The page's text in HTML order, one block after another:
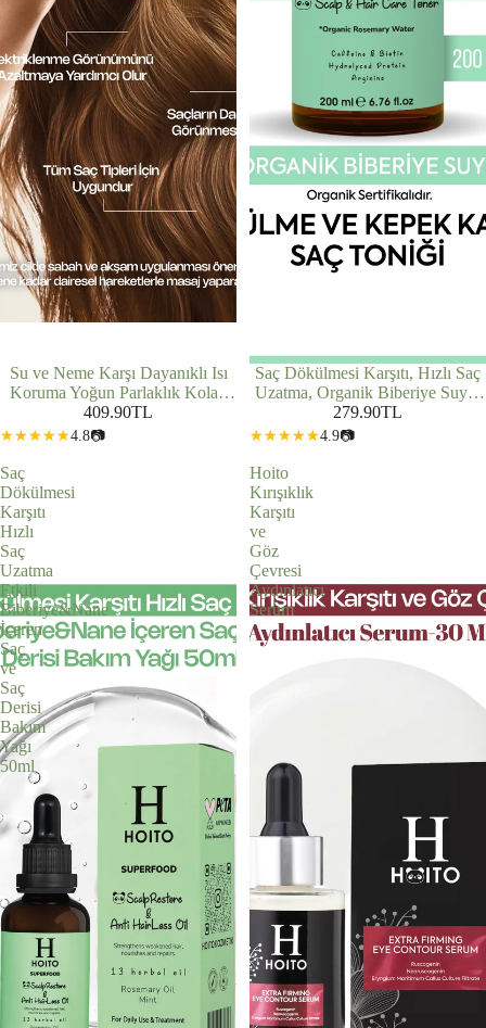
Su ve Neme Karşı Dayanıklı Isı
Koruma Yoğun Parlaklık Kolay
Tarama Sağlayan Saç Bakım
Spreyi 150ml
409.90TL
4.8📷
Saç Dökülmesi Karşıtı, Hızlı Saç
Uzatma, Organik Biberiye Suyu,
Saç ve Saç Derisi Bakım Toniği
200ml
279.90TL
4.9📷
Saç
Dökülmesi
Karşıtı
Hızlı
Saç
Uzatma
Etkili
Biberiye&Nane
İçeren
Saç
ve
Saç
Derisi
Bakım
Yağı
50ml
Hoito
Kırışıklık
Karşıtı
ve
Göz
Çevresi
Aydınlatıcı
Serum